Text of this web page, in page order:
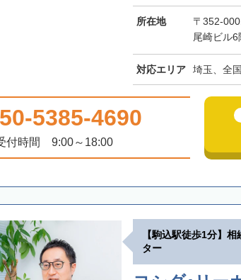
所在地
〒352-
尾崎ビル6
対応エリア 埼玉、全
5385-4690
付時間 9:00～18:00
【駒込駅徒歩1分】
ター